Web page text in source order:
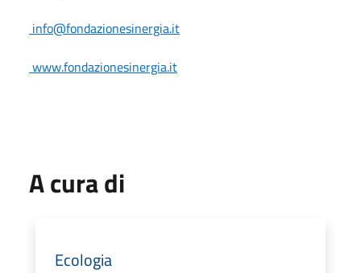
info@fondazionesinergia.it
www.fondazionesinergia.it
A cura di
Ecologia